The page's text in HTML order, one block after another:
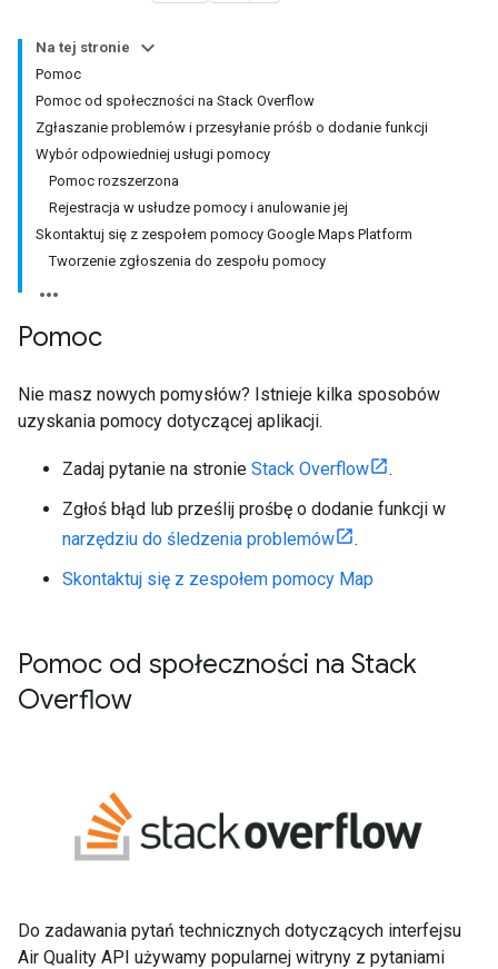
Na tej stronie
Pomoc
Pomoc od społeczności na Stack Overflow
Zgłaszanie problemów i przesyłanie próśb o dodanie funkcji
Wybór odpowiedniej usługi pomocy
Pomoc rozszerzona
Rejestracja w usłudze pomocy i anulowanie jej
Skontaktuj się z zespołem pomocy Google Maps Platform
Tworzenie zgłoszenia do zespołu pomocy
Pomoc
Nie masz nowych pomysłów? Istnieje kilka sposobów
uzyskania pomocy dotyczącej aplikacji.
Zadaj pytanie na stronie Stack Overflow
.
Zgłoś błąd lub prześlij prośbę o dodanie funkcji w
narzędziu do śledzenia problemów
.
Skontaktuj się z zespołem pomocy Map
Pomoc od społeczności na Stack
Overflow
Do zadawania pytań technicznych dotyczących interfejsu
Air Quality API używamy popularnej witryny z pytaniami